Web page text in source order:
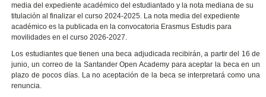
media del expediente académico del estudiantado y la nota mediana de su
titulación al finalizar el curso 2024-2025. La nota media del expediente
académico es la publicada en la convocatoria Erasmus Estudis para
movilidades en el curso 2026-2027.
Los estudiantes que tienen una beca adjudicada recibirán, a partir del 16 de
junio, un correo de la Santander Open Academy para aceptar la beca en un
plazo de pocos días. La no aceptación de la beca se interpretará como una
renuncia.